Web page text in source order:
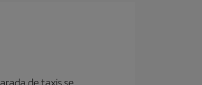
de taxis se